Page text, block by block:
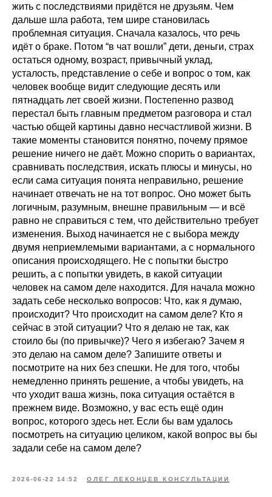
жить с последствиями придётся не друзьям. Чем
дальше шла работа, тем шире становилась
проблемная ситуация. Сначала казалось, что речь
идёт о браке. Потом “в чат вошли” дети, деньги, страх
остаться одному, возраст, привычный уклад,
усталость, представление о себе и вопрос о том, как
человек вообще видит следующие десять или
пятнадцать лет своей жизни. Постепенно развод
перестал быть главным предметом разговора и стал
частью общей картины давно несчастливой жизни. В
такие моменты становится понятно, почему прямое
решение ничего не даёт. Можно спорить о вариантах,
сравнивать последствия, искать плюсы и минусы, но
если сама ситуация понята неправильно, решение
начинает отвечать не на тот вопрос. Оно может быть
логичным, разумным, внешне правильным — и всё
равно не справиться с тем, что действительно требует
изменения. Выход начинается не с выбора между
двумя неприемлемыми вариантами, а с нормального
описания происходящего. Не с попытки быстро
решить, а с попытки увидеть, в какой ситуации
человек на самом деле находится. Для начала можно
задать себе несколько вопросов: Что, как я думаю,
происходит? Что происходит на самом деле? Кто я
сейчас в этой ситуации? Что я делаю не так, как
стоило бы (по привычке)? Чего я избегаю? Зачем я
это делаю на самом деле? Запишите ответы и
посмотрите на них без спешки. Не для того, чтобы
немедленно принять решение, а чтобы увидеть, на
что уходит ваша жизнь, пока ситуация остаётся в
прежнем виде. Возможно, у вас есть ещё один
вопрос, которого здесь нет. Если бы вам удалось
посмотреть на ситуацию целиком, какой вопрос вы бы
задали себе на самом деле?
2026-06-22 14:52 ОЛЕГ ЛЕКОНЦЕВ КОНСУЛЬТАЦИИ